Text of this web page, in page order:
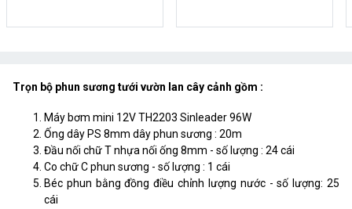
Trọn bộ phun sương tưới vườn lan cây cảnh gồm :
Máy bơm mini 12V TH2203 Sinleader 96W
Ống dây PS 8mm dây phun sương : 20m
Đầu nối chữ T nhựa nối ống 8mm - số lượng : 24 cái
Co chữ C phun sương - số lượng : 1 cái
Béc phun bằng đồng điều chỉnh lượng nước - số lượng: 25
cái